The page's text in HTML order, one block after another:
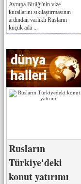
Avrupa Birliği'nin vize
kurallarını sıkılaştırmasının
ardından varlıklı Rusların
küçük ada ...
Rusların
Türkiye'deki
konut yatırımı